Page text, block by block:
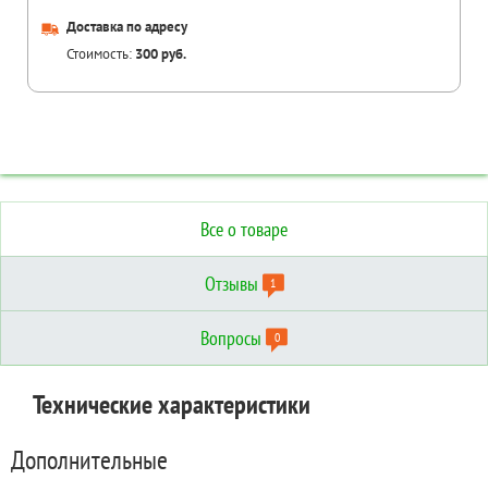
Доставка по адресу
Стоимость: 300 руб.
Все о товаре
Отзывы 1
Вопросы 0
Технические характеристики
Дополнительные
Отзывы о товаре
Вопросы о товаре